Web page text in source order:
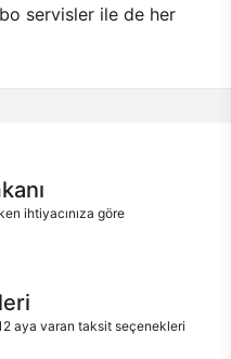
servisler ile de her
ihtiyacınıza göre
aya varan taksit seçenekleri